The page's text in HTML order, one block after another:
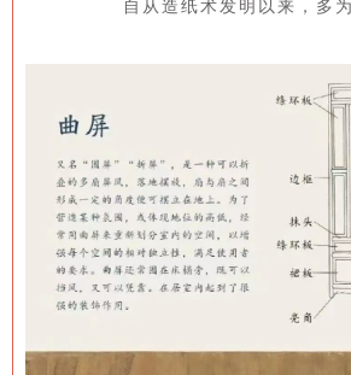
自从造纸术发明以来，多